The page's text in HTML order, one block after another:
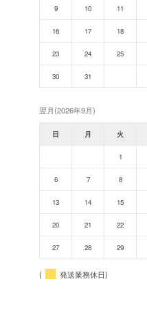
9 10 11
16 17 18
23 24 25
30 31
翌月(2026年9月)
日 月 火
1
6 7 8
13 14 15
20 21 22
27 28 29
( 発送業務休日)